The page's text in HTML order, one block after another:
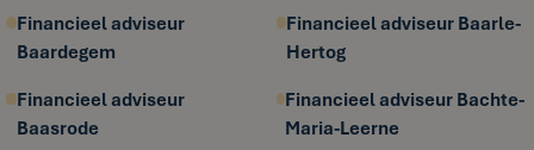
Financieel adviseur
Baardegem
Financieel adviseur Baarle-
Hertog
Financieel adviseur
Baasrode
Financieel adviseur Bachte-
Maria-Leerne